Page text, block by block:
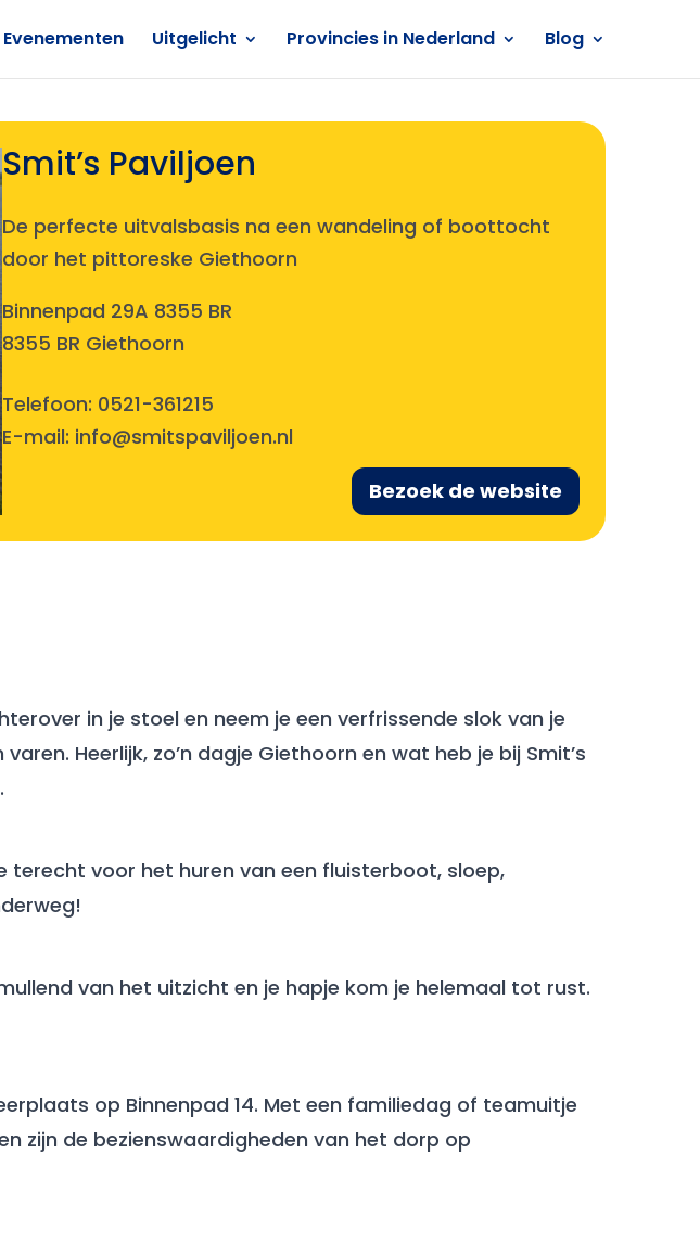
Evenementen Uitgelicht Provincies in Nederland Blog
Smit’s Paviljoen
De perfecte uitvalsbasis na een wandeling of boottocht
door het pittoreske Giethoorn
Binnenpad 29A 8355 BR
8355 BR Giethoorn
Telefoon: 0521-361215
E-mail: info@smitspaviljoen.nl
Bezoek de website
in je stoel en neem je een verfrissende slok van je
Heerlijk, zo’n dagje Giethoorn en wat heb je bij Smit’s
terecht voor het huren van een fluisterboot, sloep,
van het uitzicht en je hapje kom je helemaal tot rust.
op Binnenpad 14. Met een familiedag of teamuitje
zijn de bezienswaardigheden van het dorp op